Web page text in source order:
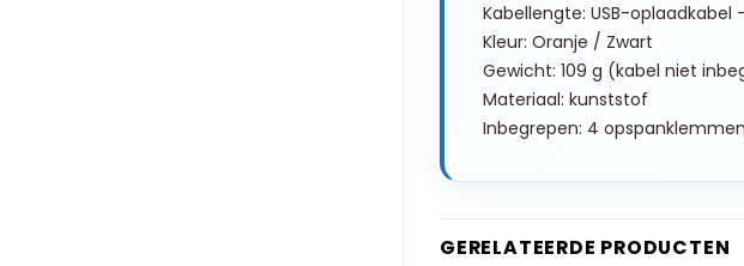
Kabellengte: USB-oplaadkabel
Kleur: Oranje / Zwart
Gewicht: 109 g (kabel niet
Materiaal: kunststof
Inbegrepen: 4
GERELATEERDE PRODUCTEN